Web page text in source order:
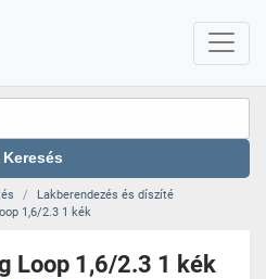
Keresés
Lakberendezés és díszíté
1,6/2.3 1 kék
Loop 1,6/2.3 1 kék